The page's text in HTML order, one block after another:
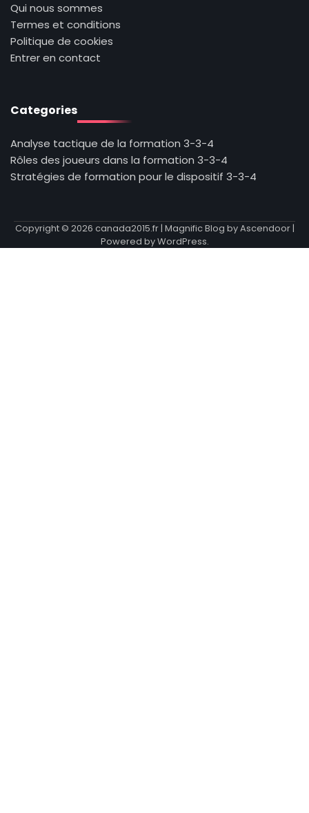
Qui nous sommes
Termes et conditions
Politique de cookies
Entrer en contact
Categories
Analyse tactique de la formation 3-3-4
Rôles des joueurs dans la formation 3-3-4
Stratégies de formation pour le dispositif 3-3-4
Copyright © 2026 canada2015.fr| Magnific Blog byAscendoor|
Powered byWordPress.